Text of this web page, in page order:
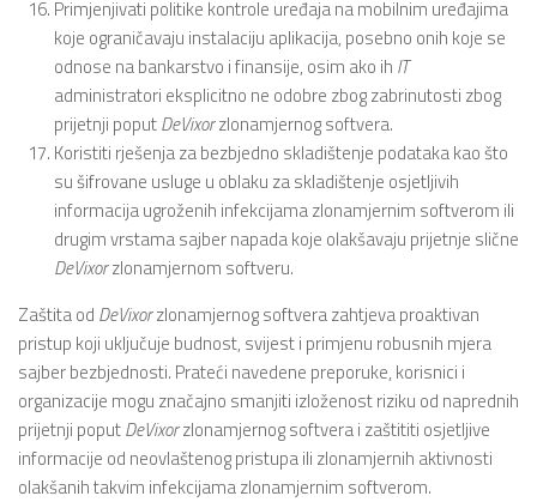
Primjenjivati politike kontrole uređaja na mobilnim uređajima
koje ograničavaju instalaciju aplikacija, posebno onih koje se
odnose na bankarstvo i finansije, osim ako ih IT
administratori eksplicitno ne odobre zbog zabrinutosti zbog
prijetnji poputDeVixorzlonamjernog softvera.
Koristiti rješenja za bezbjedno skladištenje podataka kao što
su šifrovane usluge u oblaku za skladištenje osjetljivih
informacija ugroženih infekcijama zlonamjernim softverom ili
drugim vrstama sajber napada koje olakšavaju prijetnje slične
DeVixorzlonamjernom softveru.
Zaštita od DeVixorzlonamjernog softvera zahtjeva proaktivan
pristup koji uključuje budnost, svijest i primjenu robusnih mjera
sajber bezbjednosti. Prateći navedene preporuke, korisnici i
organizacije mogu značajno smanjiti izloženost riziku od naprednih
prijetnji poputDeVixorzlonamjernog softvera i zaštititi osjetljive
informacije od neovlaštenog pristupa ili zlonamjernih aktivnosti
olakšanih takvim infekcijama zlonamjernim softverom.